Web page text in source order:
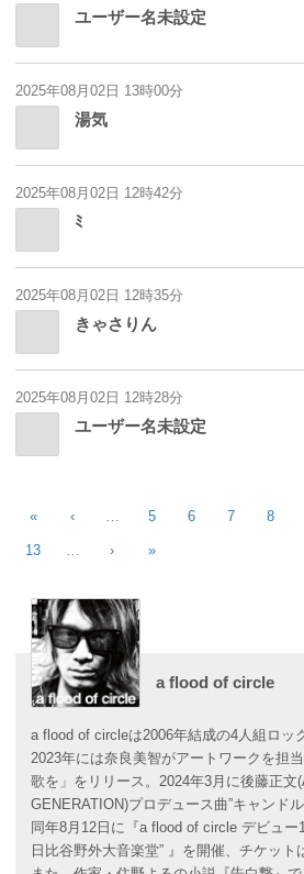
ユーザー名未設定
2025年08月02日 13時00分
湯気
2025年08月02日 12時42分
ﾐ
2025年08月02日 12時35分
きゃさりん
2025年08月02日 12時28分
ユーザー名未設定
« ‹ … 5 6 7 8
13 … › »
a flood of circle
a flood of circleは2006年結成の4人組ロッ
2023年には奈良美智がアートワークを担
歌を」をリリース。2024年3月に後藤正文
GENERATION)プロデュース曲”キャンドル
同年8月12日に『a flood of circle デビュー
日比谷野外大音楽堂” 』を開催、チケット